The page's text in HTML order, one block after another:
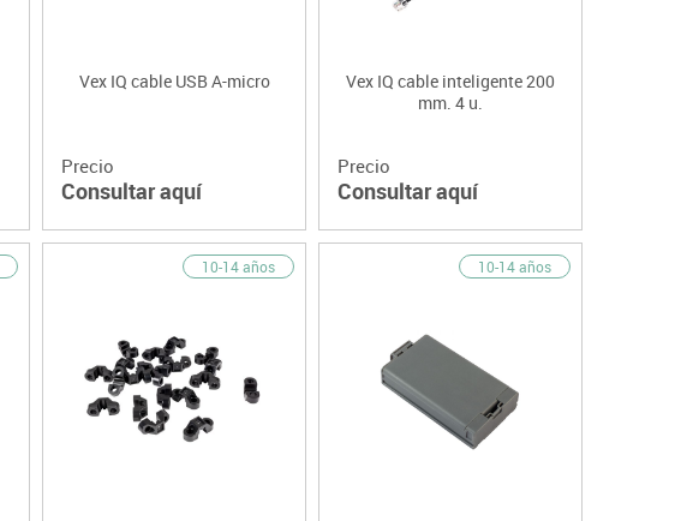
Vex IQ cable USB A-micro
Precio
Consultar aquí
Vex IQ cable inteligente 200
mm. 4 u.
Precio
Consultar aquí
10-14 años 10-14 años